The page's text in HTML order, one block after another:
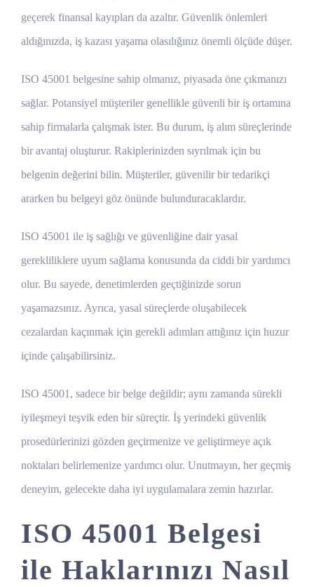
geçerek finansal kayıpları da azaltır. Güvenlik önlemleri
aldığınızda, iş kazası yaşama olasılığınız önemli ölçüde düşer.
ISO 45001 belgesine sahip olmanız, piyasada öne çıkmanızı
sağlar. Potansiyel müşteriler genellikle güvenli bir iş ortamına
sahip firmalarla çalışmak ister. Bu durum, iş alım süreçlerinde
bir avantaj oluşturur. Rakiplerinizden sıyrılmak için bu
belgenin değerini bilin. Müşteriler, güvenilir bir tedarikçi
ararken bu belgeyi göz önünde bulunduracaklardır.
ISO 45001 ile iş sağlığı ve güvenliğine dair yasal
gerekliliklere uyum sağlama konusunda da ciddi bir yardımcı
olur. Bu sayede, denetimlerden geçtiğinizde sorun
yaşamazsınız. Ayrıca, yasal süreçlerde oluşabilecek
cezalardan kaçınmak için gerekli adımları attığınız için huzur
içinde çalışabilirsiniz.
ISO 45001, sadece bir belge değildir; aynı zamanda sürekli
iyileşmeyi teşvik eden bir süreçtir. İş yerindeki güvenlik
prosedürlerinizi gözden geçirmenize ve geliştirmeye açık
noktaları belirlemenize yardımcı olur. Unutmayın, her geçmiş
deneyim, gelecekte daha iyi uygulamalara zemin hazırlar.
ISO 45001 Belgesi
ile Haklarınızı Nasıl